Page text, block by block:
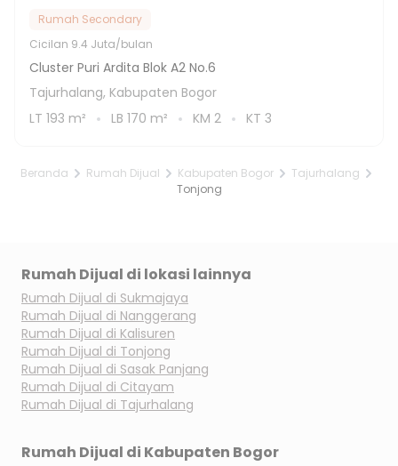
Rumah Secondary
Cicilan 9.4 Juta/bulan
Cluster Puri Ardita Blok A2 No.6
Tajurhalang, Kabupaten Bogor
LT 193 m² LB 170 m² KM 2 KT 3
Beranda Rumah Dijual Kabupaten Bogor
Tajurhalang
Tonjong
Rumah Dijual di lokasi lainnya
Rumah Dijual di Sukmajaya
Rumah Dijual di Nanggerang
Rumah Dijual di Kalisuren
Rumah Dijual di Tonjong
Rumah Dijual di Sasak Panjang
Rumah Dijual di Citayam
Rumah Dijual di Tajurhalang
Rumah Dijual di Kabupaten Bogor